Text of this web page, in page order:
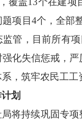
项目4个，全部
管，目前所有
化失信惩戒，
，筑牢农民工工
划
将持续巩固专